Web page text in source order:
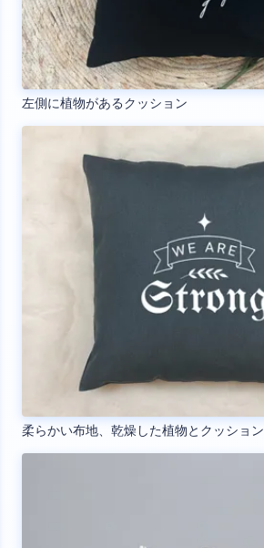
左側に植物があるクッション
柔らかい布地、乾燥した植物とクッション